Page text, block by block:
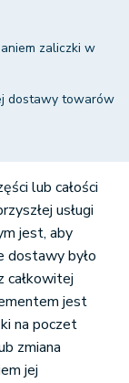
zaliczki w
dostawy towarów
lub całości
usługi
jest, aby
dostawy było
całkowitej
jest
na poczet
zmiana
jej